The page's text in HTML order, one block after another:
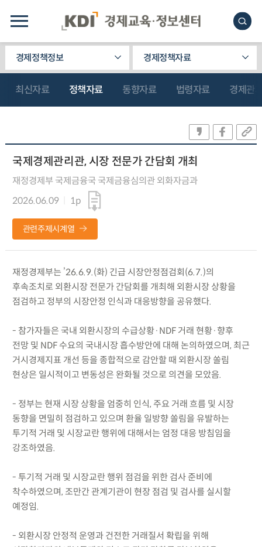
경제정책정보 경제정책자료
최신자료 정책자료 동향자료 법령자료 경제관
국제경제관리관, 시장 전문가 간담회 개최
재정경제부 국제금융국 국제금융심의관 외화자금과
2026.06.09
1p
관련주제시계열
재정경제부는 ’26.6.9.(화) 긴급 시장안정점검회(6.7.)의
후속조치로 외환시장 전문가 간담회를 개최해 외환시장 상황을
점검하고 정부의 시장안정 인식과 대응방향을 공유했다.
- 참가자들은 국내 외환시장의 수급상황·NDF 거래 현황·향후
전망 및 NDF 수요의 국내시장 흡수방안에 대해 논의하였으며, 최근
거시경제지표 개선 등을 종합적으로 감안할 때 외환시장 쏠림
현상은 일시적이고 변동성은 완화될 것으로 의견을 모았음.
- 정부는 현재 시장 상황을 엄중히 인식, 주요 거래 흐름 및 시장
동향을 면밀히 점검하고 있으며 환율 일방향 쏠림을 유발하는
투기적 거래 및 시장교란 행위에 대해서는 엄정 대응 방침임을
강조하였음.
- 투기적 거래 및 시장교란 행위 점검을 위한 검사 준비에
착수하였으며, 조만간 관계기관이 현장 점검 및 검사를 실시할
예정임.
- 외환시장 안정적 운영과 건전한 거래질서 확립을 위해